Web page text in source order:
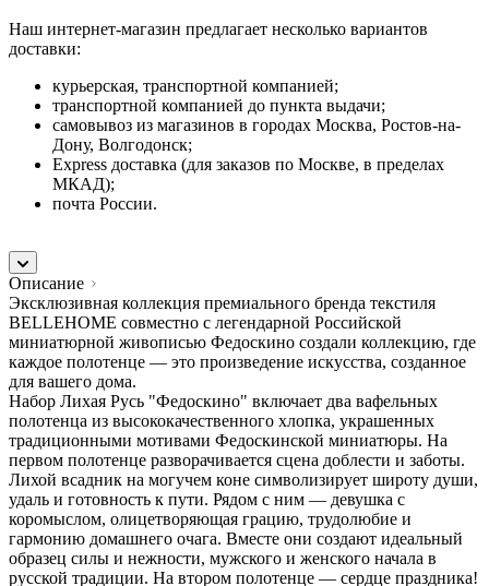
Наш интернет-магазин предлагает несколько вариантов
доставки:
курьерская, транспортной компанией;
транспортной компанией до пункта выдачи;
самовывоз из магазинов в городах Москва, Ростов-на-
Дону, Волгодонск;
Express доставка (для заказов по Москве, в пределах
МКАД);
почта России.
Описание
Эксклюзивная коллекция премиального бренда текстиля
BELLEHOME совместно с легендарной Российской
миниатюрной живописью Федоскино создали коллекцию, где
каждое полотенце — это произведение искусства, созданное
для вашего дома.
Набор Лихая Русь "Федоскино" включает два вафельных
полотенца из высококачественного хлопка, украшенных
традиционными мотивами Федоскинской миниатюры. На
первом полотенце разворачивается сцена доблести и заботы.
Лихой всадник на могучем коне символизирует широту души,
удаль и готовность к пути. Рядом с ним — девушка с
коромыслом, олицетворяющая грацию, трудолюбие и
гармонию домашнего очага. Вместе они создают идеальный
образец силы и нежности, мужского и женского начала в
русской традиции. На втором полотенце — сердце праздника!